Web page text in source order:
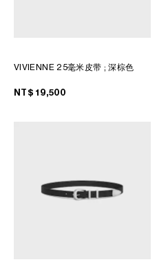
VIVIENNE 25毫米皮带 ; 深棕色
NT$ 19,500
南美洲